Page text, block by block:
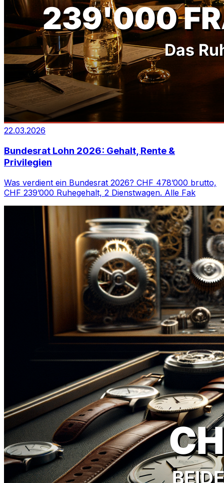
22.03.2026
Bundesrat Lohn 2026: Gehalt, Rente &
Privilegien
Was verdient ein Bundesrat 2026? CHF 478’000 brutto,
CHF 239’000 Ruhegehalt, 2 Dienstwagen. Alle Fak